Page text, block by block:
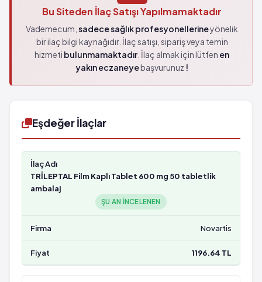
Bu Siteden İlaç Satışı Yapılmamaktadır
Vademecum, sadece sağlık profesyonellerineyönelik
bir ilaç bilgi kaynağıdır. İlaç satışı, sipariş veya temin
hizmeti bulunmamaktadır. İlaç almak için lütfen en
yakın eczaneyebaşvurunuz !
Eşdeğer İlaçlar
TRİLEPTAL Film Kaplı Tablet 600 mg 50 tabletlik
ambalaj
ŞU AN INCELENEN
Novartis
1196.64 TL